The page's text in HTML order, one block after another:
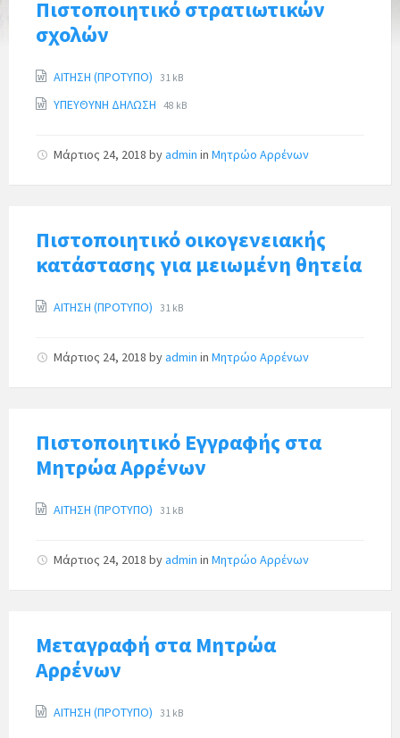
e
s
:
Πιστοποιητικό στρατιωτικών
σχολών
ΑΙΤΗΣΗ (ΠΡΟΤΥΠΟ) 31 kB
ΥΠΕΥΘΥΝΗ ΔΗΛΩΣΗ 48 kB
Μάρτιος 24, 2018 byadmin in Μητρώο Αρρένων
Πιστοποιητικό οικογενειακής
κατάστασης για μειωμένη θητεία
ΑΙΤΗΣΗ (ΠΡΟΤΥΠΟ) 31 kB
Μάρτιος 24, 2018 byadmin in Μητρώο Αρρένων
Πιστοποιητικό Εγγραφής στα
Μητρώα Αρρένων
ΑΙΤΗΣΗ (ΠΡΟΤΥΠΟ) 31 kB
Μάρτιος 24, 2018 byadmin in Μητρώο Αρρένων
Μεταγραφή στα Μητρώα
Αρρένων
ΑΙΤΗΣΗ (ΠΡΟΤΥΠΟ) 31 kB